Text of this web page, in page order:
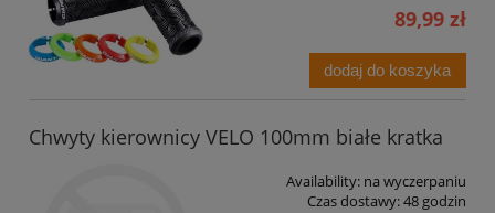
89,99 zł
dodaj do koszyka
Chwyty kierownicy VELO 100mm białe kratka
Availability: na wyczerpaniu
Czas dostawy:48 godzin